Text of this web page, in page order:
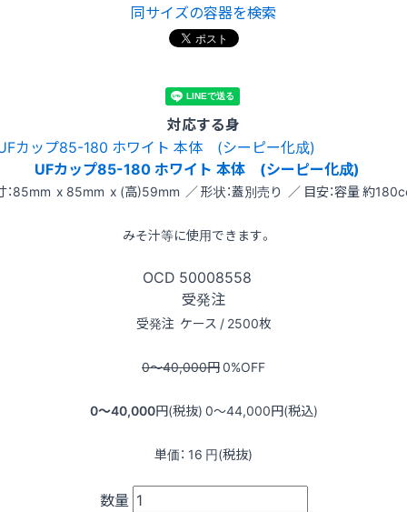
同サイズの容器を検索
対応する身
UFカップ85-180 ホワイト 本体 (シーピー化成)
：85mm x 85mm x (高)59mm ／ 形状：蓋別売り ／ 目安：容量 約
みそ汁等に使用できます。
OCD 50008558
受発注
受発注 ケース / 2500枚
0〜40,000円0%OFF
0〜40,000円(税抜) 0〜44,000円(税込)
単価： 16 円(税抜)
数量